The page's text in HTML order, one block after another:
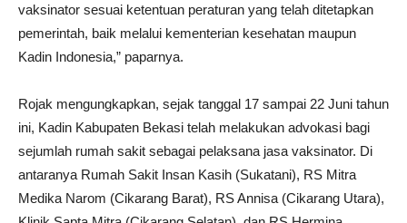
vaksinator sesuai ketentuan peraturan yang telah ditetapkan
pemerintah, baik melalui kementerian kesehatan maupun
Kadin Indonesia,” paparnya.
Rojak mengungkapkan, sejak tanggal 17 sampai 22 Juni tahun
ini, Kadin Kabupaten Bekasi telah melakukan advokasi bagi
sejumlah rumah sakit sebagai pelaksana jasa vaksinator. Di
antaranya Rumah Sakit Insan Kasih (Sukatani), RS Mitra
Medika Narom (Cikarang Barat), RS Annisa (Cikarang Utara),